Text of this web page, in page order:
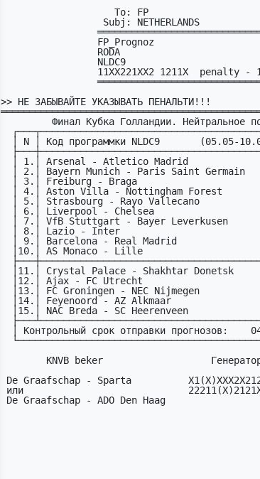
                 ═══════════════════════════════════════════
                 ═══════════════════════════════════════════
>> НЕ ЗАБЫВАЙТЕ УКАЗЫВАТЬ ПЕНАЛЬТИ!!!